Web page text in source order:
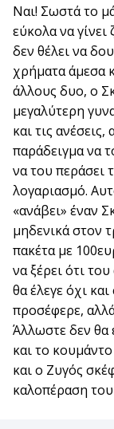
Ναι! Σωστά το
εύκολα να γίνει
δεν θέλει να
χρήματα άμεσα
άλλους δυο, ο
μεγαλύτερη
και τις
παράδειγμα να
να του περάσει
λογαριασμό.
«ανάβει» έναν
μηδενικά στον
πακέτα με
να ξέρει ότι
θα έλεγε όχι
προσέφερε,
Άλλωστε δεν θα
και το
και ο Ζυγός
καλοπέραση